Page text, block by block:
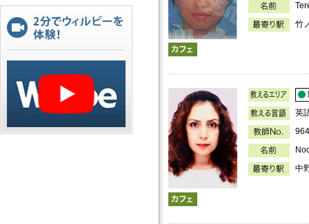
竹
英
中